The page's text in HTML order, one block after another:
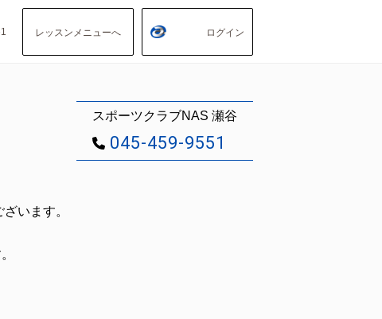
レッスンメニューへ ログイン
スポーツクラブNAS 瀬谷
045-459-9551
います。